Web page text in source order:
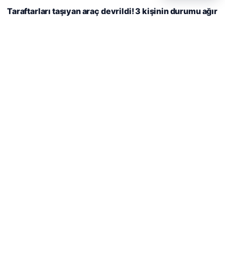
Reddet Kabul Et
Taraftarları taşıyan araç devrildi! 3 kişinin durumu ağır